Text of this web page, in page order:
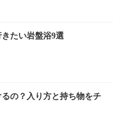
きたい岩盤浴9選
の？入り方と持ち物をチ